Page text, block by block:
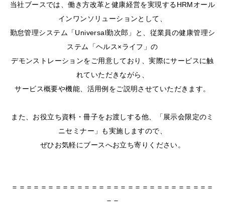
当社ブースでは、働き方改革と健康経営を実現するHRMオール
インワンソリューションとして、
勤怠管理システム「Universal勤次郎」と、従業員の健康管理シ
ステム「ヘルス×ライフ」の
デモンストレーションをご用意しており、実際にサービスに触
れていただきながら、
サービス概要や機能、活用例をご説明させていただきます。
また、お役立ち資料・冊子をお渡しする他、「展示会限定のミ
ニセミナー」も実施しますので、
ぜひお気軽にブースへお立ち寄りください。
＝＝＝＝＝＝＝＝＝＝＝＝＝＝＝＝＝＝＝＝＝＝＝＝＝＝＝＝